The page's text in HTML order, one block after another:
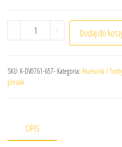
- ilość Plecak Nike Academy
+ Dodaj do
SKU: K-DV0761-657- Kategoria: Akcesoria /
plecaki
OPIS